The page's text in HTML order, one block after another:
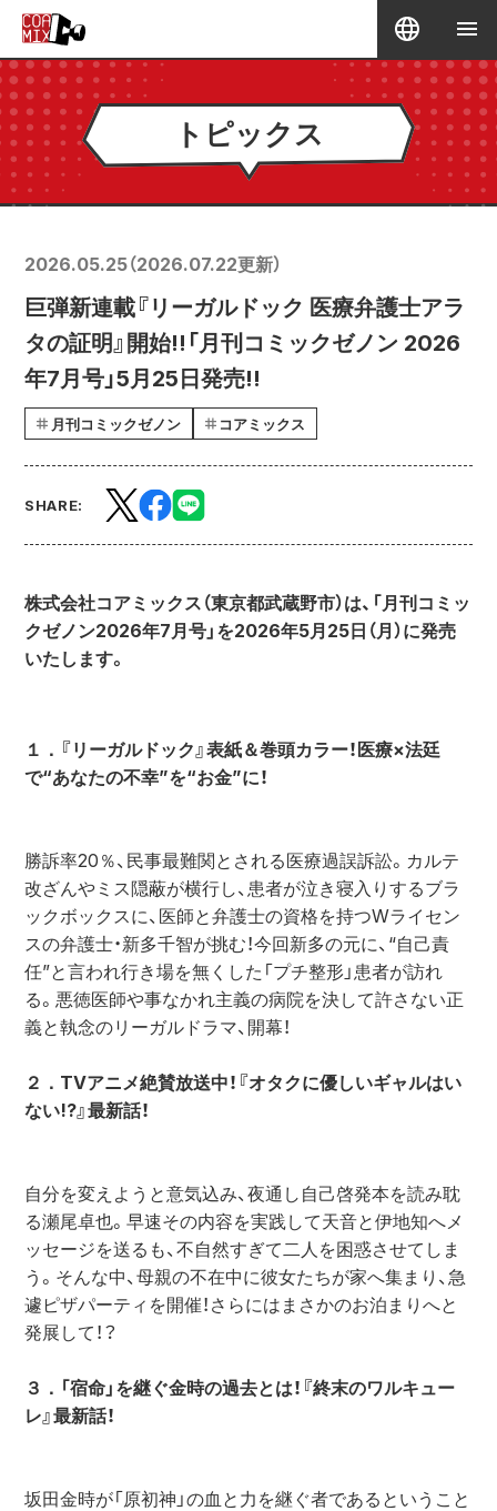
トピックス
2026.05.25（2026.07.22更新）
巨弾新連載『リーガルドック 医療弁護士アラ
タの証明』開始!!「月刊コミックゼノン 2026
年7月号」5月25日発売!!
月刊コミックゼノン コアミックス
SHARE:
株式会社コアミックス（東京都武蔵野市）は、「月刊コミッ
クゼノン2026年7月号」を2026年5月25日（月）に発売
いたします。
１．『リーガルドック』表紙＆巻頭カラー！医療×法廷
で“あなたの不幸”を“お金”に！
勝訴率20％、民事最難関とされる医療過誤訴訟。カルテ
改ざんやミス隠蔽が横行し、患者が泣き寝入りするブラ
ックボックスに、医師と弁護士の資格を持つWライセン
スの弁護士・新多千智が挑む！今回新多の元に、“自己責
任”と言われ行き場を無くした「プチ整形」患者が訪れ
る。悪徳医師や事なかれ主義の病院を決して許さない正
義と執念のリーガルドラマ、開幕！
２．TVアニメ絶賛放送中！『オタクに優しいギャルはい
ない!?』最新話！
自分を変えようと意気込み、夜通し自己啓発本を読み耽
る瀬尾卓也。早速その内容を実践して天音と伊地知へメ
ッセージを送るも、不自然すぎて二人を困惑させてしま
う。そんな中、母親の不在中に彼女たちが家へ集まり、急
遽ピザパーティを開催！さらにはまさかのお泊まりへと
発展して！？
３．「宿命」を継ぐ金時の過去とは！『終末のワルキュー
レ』最新話！
坂田金時が「原初神」の血と力を継ぐ者であるということ